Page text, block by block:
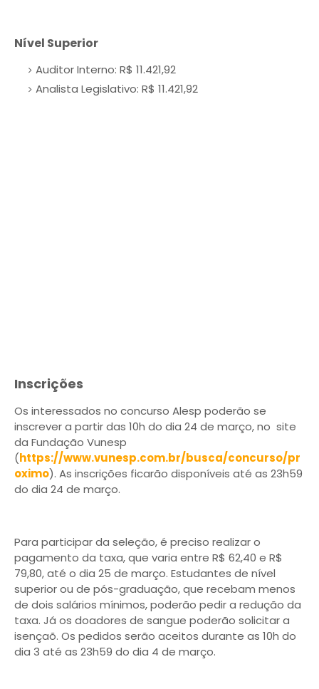
Nível Superior
Auditor Interno: R$ 11.421,92
Analista Legislativo: R$ 11.421,92
Inscrições
Os interessados no concurso Alesp poderão se
inscrever a partir das 10h do dia 24 de março, no site
da Fundação Vunesp
(https://www.vunesp.com.br/busca/concurso/pr
oximo). As inscrições ficarão disponíveis até as 23h59
do dia 24 de março.
Para participar da seleção, é preciso realizar o
pagamento da taxa, que varia entre R$ 62,40 e R$
79,80, até o dia 25 de março. Estudantes de nível
superior ou de pós-graduação, que recebam menos
de dois salários mínimos, poderão pedir a redução da
taxa. Já os doadores de sangue poderão solicitar a
isençaõ. Os pedidos serão aceitos durante as 10h do
dia 3 até as 23h59 do dia 4 de março.